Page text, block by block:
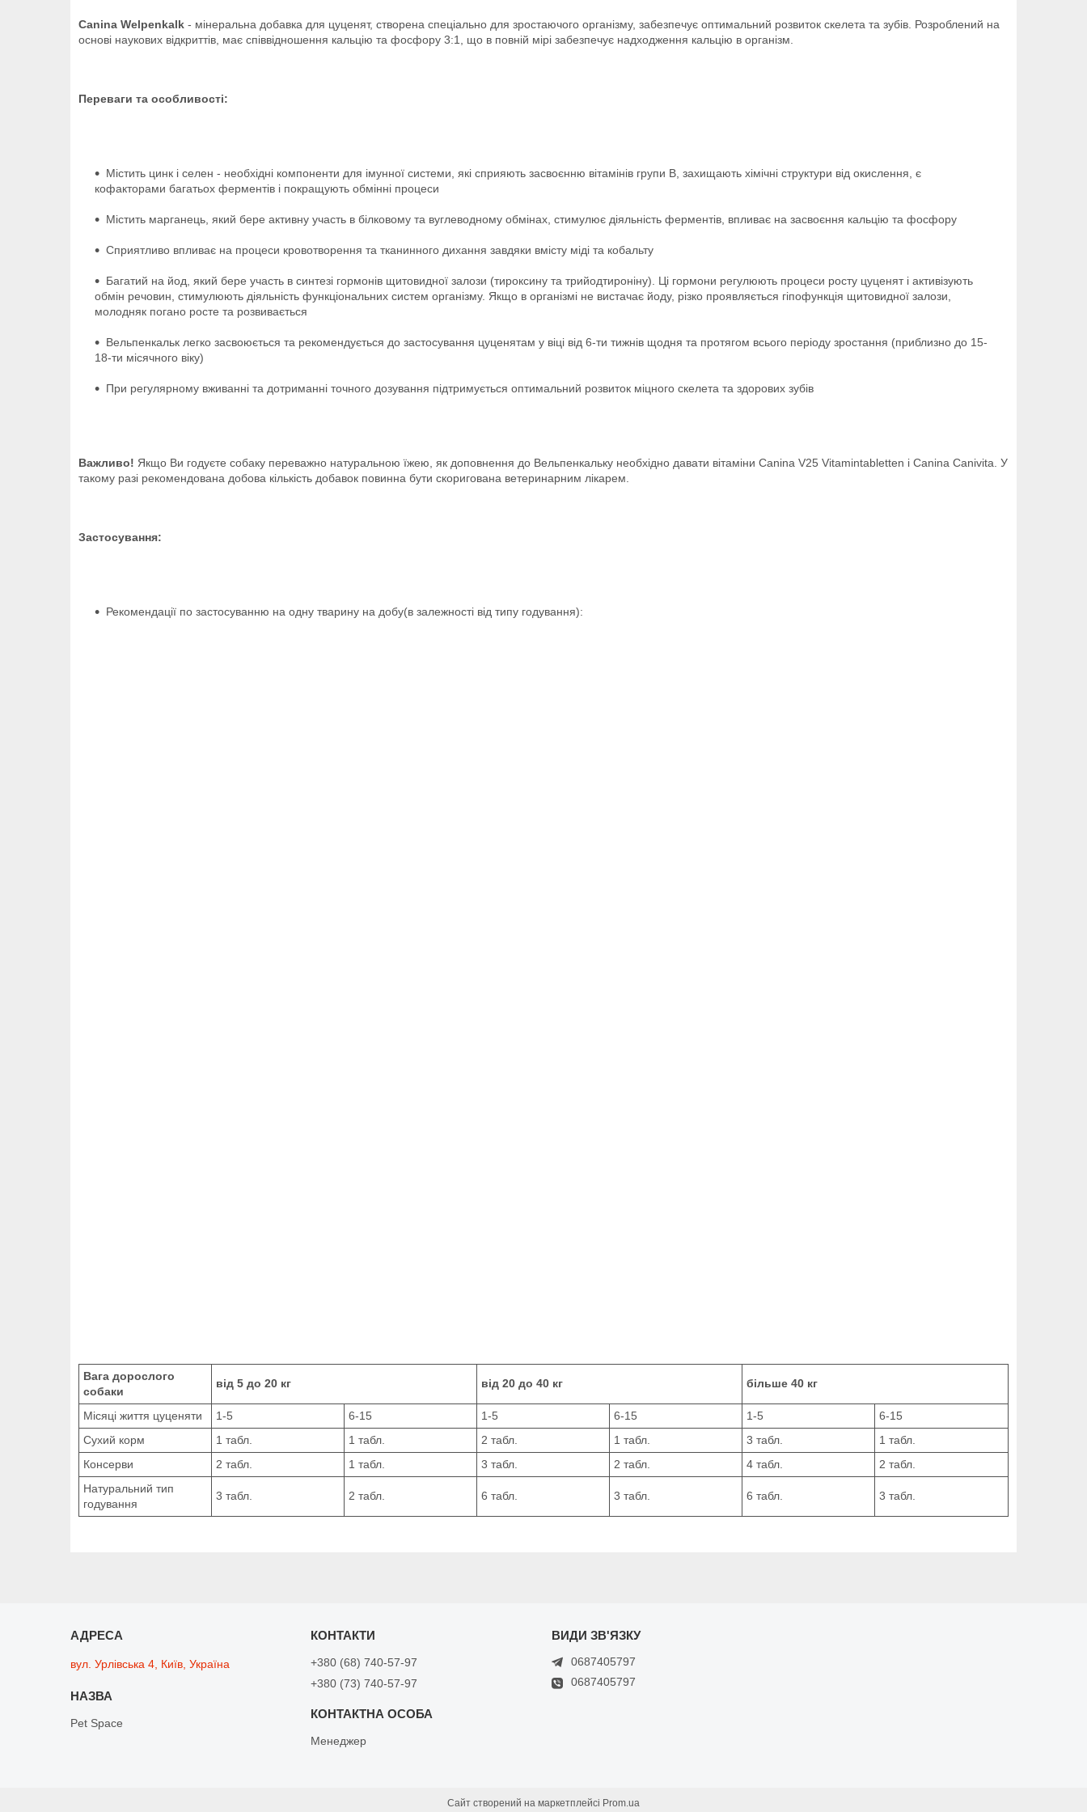
Canina Welpenkalk - мінеральна добавка для цуценят, створена спеціально для зростаючого організму, забезпечує оптимальний розвиток скелета та зубів. Розроблений на
основі наукових відкриттів, має співвідношення кальцію та фосфору 3:1, що в повній мірі забезпечує надходження кальцію в організм.
Переваги та особливості:
Містить цинк і селен - необхідні компоненти для імунної системи, які сприяють засвоєнню вітамінів групи В, захищають хімічні структури від окислення, є
кофакторами багатьох ферментів і покращують обмінні процеси
Містить марганець, який бере активну участь в білковому та вуглеводному обмінах, стимулює діяльність ферментів, впливає на засвоєння кальцію та фосфору
Сприятливо впливає на процеси кровотворення та тканинного дихання завдяки вмісту міді та кобальту
Багатий на йод, який бере участь в синтезі гормонів щитовидної залози (тироксину та трийодтироніну). Ці гормони регулюють процеси росту цуценят і активізують
обмін речовин, стимулюють діяльність функціональних систем організму. Якщо в організмі не вистачає йоду, різко проявляється гіпофункція щитовидної залози,
молодняк погано росте та розвивається
Вельпенкальк легко засвоюється та рекомендується до застосування цуценятам у віці від 6-ти тижнів щодня та протягом всього періоду зростання (приблизно до 15-
18-ти місячного віку)
При регулярному вживанні та дотриманні точного дозування підтримується оптимальний розвиток міцного скелета та здорових зубів
Важливо! Якщо Ви годуєте собаку переважно натуральною їжею, як доповнення до Вельпенкальку необхідно давати вітаміни Canina V25 Vitamintabletten і Canina Canivita. У
такому разі рекомендована добова кількість добавок повинна бути скоригована ветеринарним лікарем.
Застосування:
Рекомендації по застосуванню на одну тварину на добу(в залежності від типу годування):
Вага дорослого
собаки
від 5 до 20 кг від 20 до 40 кг більше 40 кг
Місяці життя цуценяти 1-5 6-15 1-5 6-15 1-5
6-15
Сухий корм
1 табл. 1 табл. 2 табл. 1 табл. 3 табл.
1 табл.
Консерви
2 табл. 1 табл. 3 табл. 2 табл. 4 табл.
2 табл.
Натуральний тип
годування
3 табл. 2 табл. 6 табл. 3 табл. 6 табл. 3 табл.
вул. Урлівська 4, Київ, Україна
Pet Space
+380 (68) 740-57-97
+380 (73) 740-57-97
Менеджер
0687405797
0687405797
Сайт створений на маркетплейсі Prom.ua